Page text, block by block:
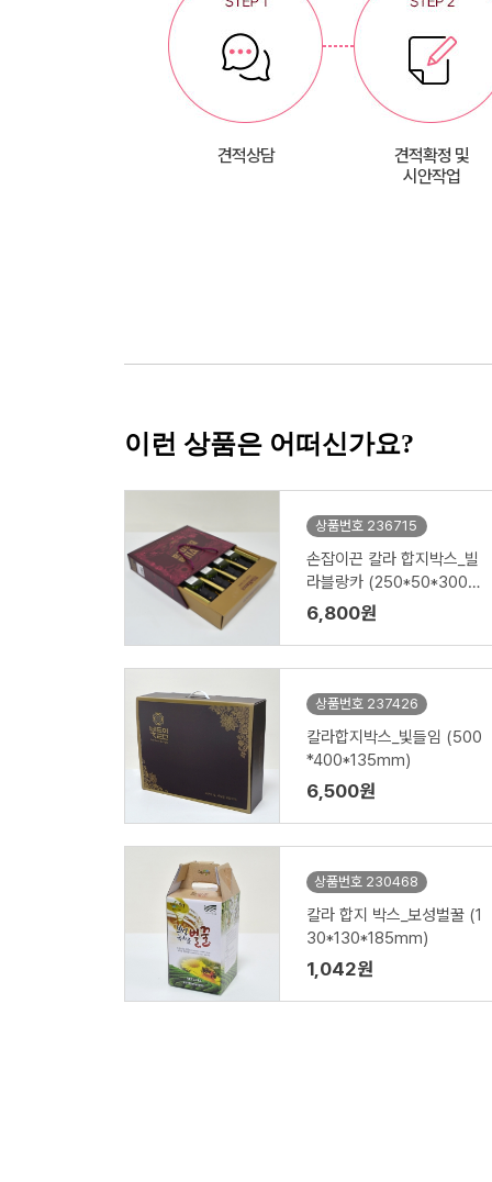
견적상담
견적확정 및
시안작업
이런 상품은 어떠신가요?
상품번호 236715
손잡이끈 칼라 합지박스_빌
라블랑카 (250*50*300m
m)
6,800원
상품번호 237426
칼라합지박스_빛들임 (500
*400*135mm)
6,500원
상품번호 230468
칼라 합지 박스_보성벌꿀 (1
30*130*185mm)
1,042원